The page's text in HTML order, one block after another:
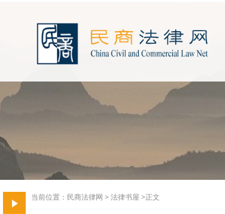
当前位置： 民商法律网 > 法律书屋 >正文